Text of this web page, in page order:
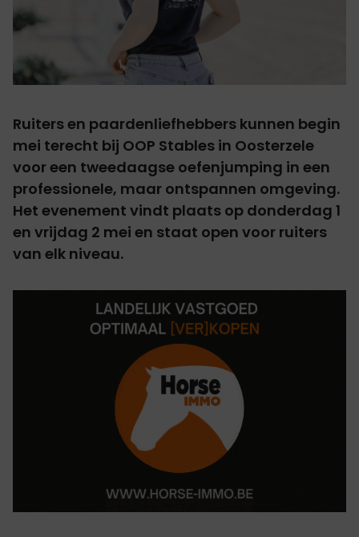
Ruiters en paardenliefhebbers kunnen begin
mei terecht bij OOP Stables in Oosterzele
voor een tweedaagse oefenjumping in een
professionele, maar ontspannen omgeving.
Het evenement vindt plaats op donderdag 1
en vrijdag 2 mei en staat open voor ruiters
van elk niveau.